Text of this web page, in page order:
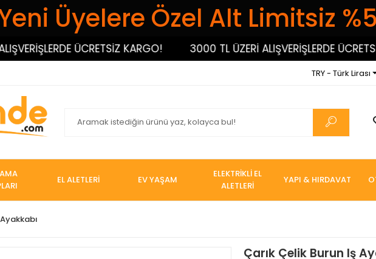
Üyelere Özel Alt Limitsiz
ÜCRETSİZ KARGO! 3000 TL ÜZERİ ALIŞVERİŞLERDE ÜCRETSİZ
TRY - Türk Lirası
EL ALETLERİ EV YAŞAM
ELEKTRİKLİ EL
ALETLERİ
YAPI & HIRDAVAT
Ayakkabı
Çarık Çelik Burun Iş